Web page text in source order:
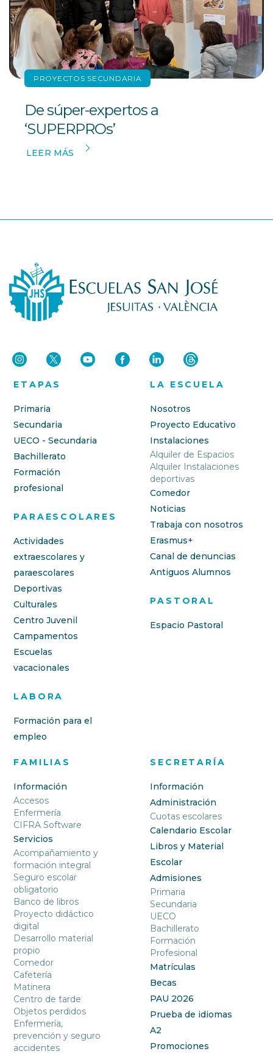
PROYECTOS SECUNDARIA
De súper-expertos a
‘SUPERPROs’
LEER MÁS
ETAPAS
Primaria
Secundaria
UECO - Secundaria
Bachillerato
Formación
profesional
PARAESCOLARES
Actividades
extraescolares y
paraescolares
Deportivas
Culturales
Centro Juvenil
Campamentos
Escuelas
vacacionales
LABORA
Formación para el
empleo
LA ESCUELA
Nosotros
Proyecto Educativo
Instalaciones
Alquiler de Espacios
Alquiler Instalaciones
deportivas
Comedor
Noticias
Trabaja con nosotros
Erasmus+
Canal de denuncias
Antiguos Alumnos
PASTORAL
Espacio Pastoral
FAMILIAS
Información
Accesos
Enfermería
CIFRA Software
Servicios
Acompañamiento y
formación integral
Seguro escolar
obligatorio
Banco de libros
Proyecto didáctico
digital
Desarrollo material
propio
Comedor
Cafetería
Matinera
Centro de tarde
Objetos perdidos
Enfermería,
prevención y seguro
accidentes
SECRETARÍA
Información
Administración
Cuotas escolares
Calendario Escolar
Libros y Material
Escolar
Admisiones
Primaria
Secundaria
UECO
Bachillerato
Formación
Profesional
Matrículas
Becas
PAU 2026
Prueba de idiomas
A2
Promociones